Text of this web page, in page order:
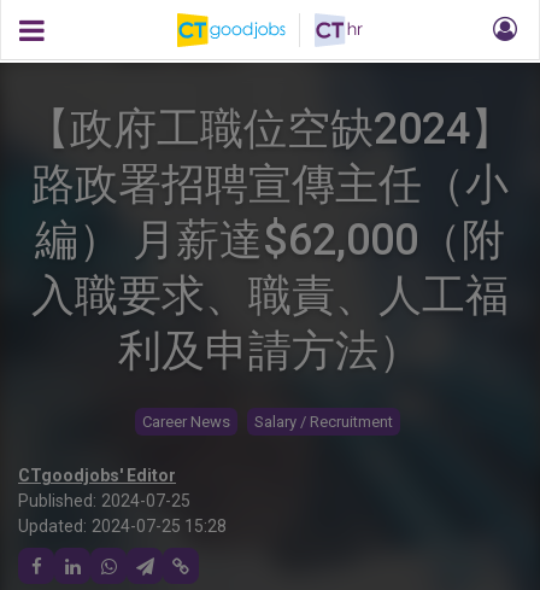
【政府工職位空缺2024】
路政署招聘宣傳主任（小
編） 月薪達$62,000（附
入職要求、職責、人工福
利及申請方法）
Career News Salary / Recruitment
CTgoodjobs' Editor
Published: 2024-07-25
Updated: 2024-07-25 15:28